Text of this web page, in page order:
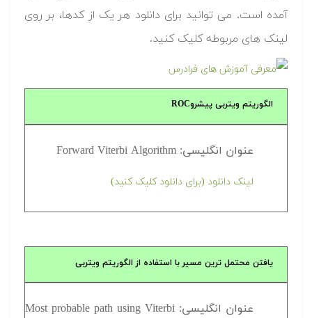
آمده است. می توانید برای دانلود هر یک از کدها، بر روی
لینک های مربوطه کلیک کنید.
الگوریتم ویتربی پیشروROC
عنوان انگلیسی: Forward Viterbi Algorithm
لینک دانلود (برای دانلود کلیک کنید)
یافتن محتمل ترین مسیر با استفاده از الگوریتم ویتربی
عنوان انگلیسی: Most probable path using Viterbi